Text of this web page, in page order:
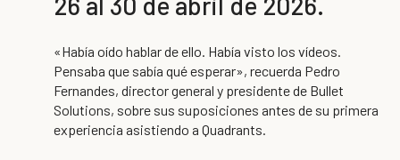
«Había oído hablar de ello. Había visto los vídeos.
Pensaba que sabía qué esperar», recuerda Pedro
Fernandes, director general y presidente de Bullet
Solutions, sobre sus suposiciones antes de su primera
experiencia asistiendo a Quadrants.